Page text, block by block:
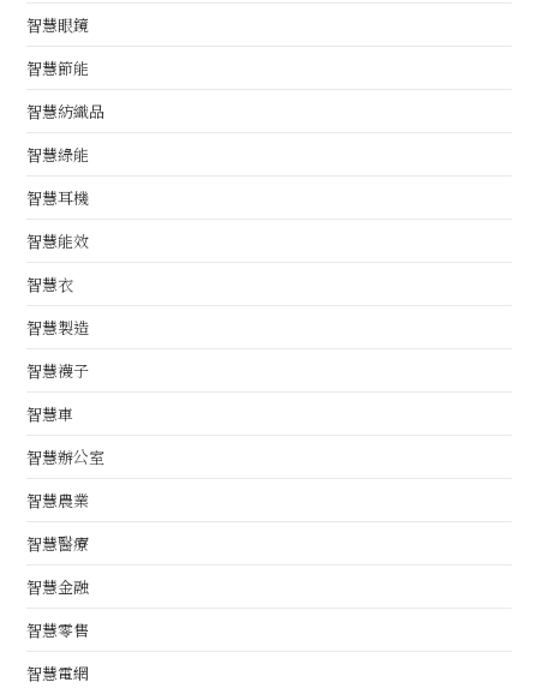
智慧眼鏡
智慧節能
智慧紡織品
智慧綠能
智慧耳機
智慧能效
智慧衣
智慧製造
智慧襪子
智慧車
智慧辦公室
智慧農業
智慧醫療
智慧金融
智慧零售
智慧電網